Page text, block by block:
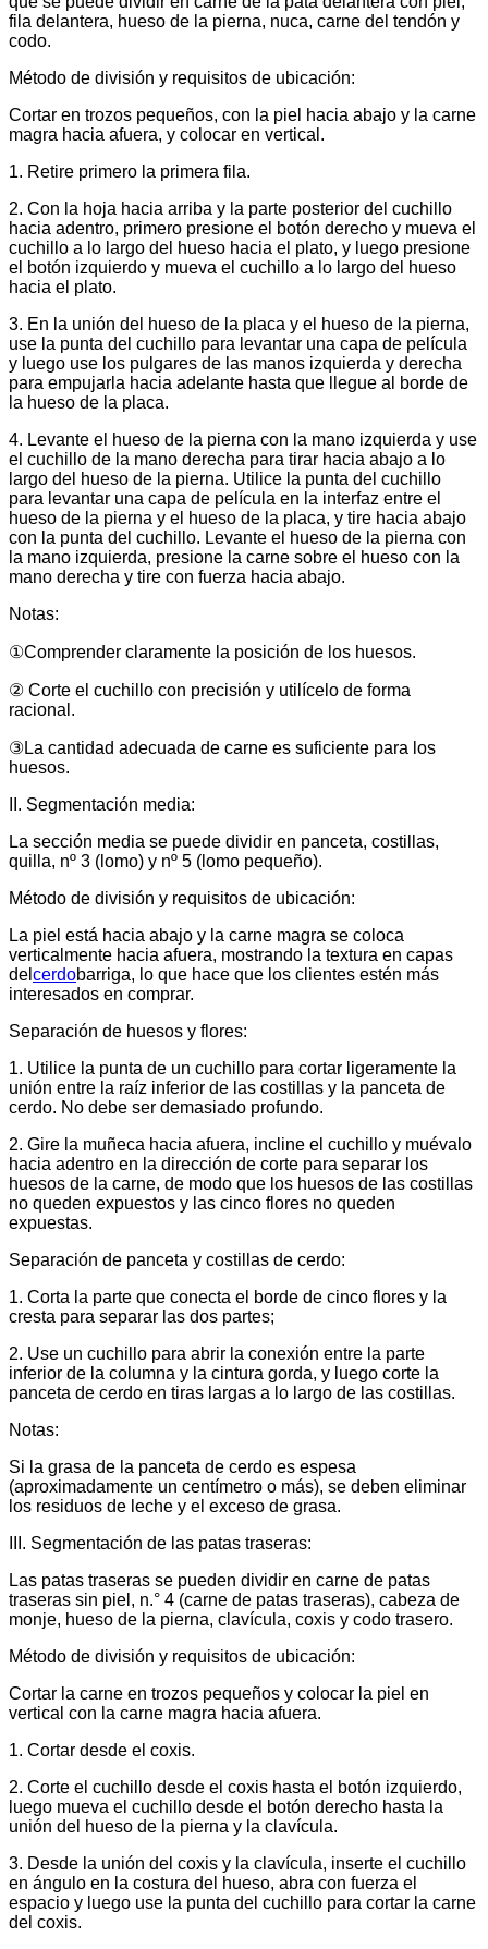
fila delantera, hueso de la pierna, nuca, carne del tendón y
codo.
Método de división y requisitos de ubicación:
Cortar en trozos pequeños, con la piel hacia abajo y la carne
magra hacia afuera, y colocar en vertical.
1. Retire primero la primera fila.
2. Con la hoja hacia arriba y la parte posterior del cuchillo
hacia adentro, primero presione el botón derecho y mueva el
cuchillo a lo largo del hueso hacia el plato, y luego presione
el botón izquierdo y mueva el cuchillo a lo largo del hueso
hacia el plato.
3. En la unión del hueso de la placa y el hueso de la pierna,
use la punta del cuchillo para levantar una capa de película
y luego use los pulgares de las manos izquierda y derecha
para empujarla hacia adelante hasta que llegue al borde de
la hueso de la placa.
4. Levante el hueso de la pierna con la mano izquierda y use
el cuchillo de la mano derecha para tirar hacia abajo a lo
largo del hueso de la pierna. Utilice la punta del cuchillo
para levantar una capa de película en la interfaz entre el
hueso de la pierna y el hueso de la placa, y tire hacia abajo
con la punta del cuchillo. Levante el hueso de la pierna con
la mano izquierda, presione la carne sobre el hueso con la
mano derecha y tire con fuerza hacia abajo.
Notas:
①Comprender claramente la posición de los huesos.
② Corte el cuchillo con precisión y utilícelo de forma
racional.
③La cantidad adecuada de carne es suficiente para los
huesos.
II. Segmentación media:
La sección media se puede dividir en panceta, costillas,
quilla, nº 3 (lomo) y nº 5 (lomo pequeño).
Método de división y requisitos de ubicación:
La piel está hacia abajo y la carne magra se coloca
verticalmente hacia afuera, mostrando la textura en capas
del cerdobarriga, lo que hace que los clientes estén más
interesados ​​en comprar.
Separación de huesos y flores:
1. Utilice la punta de un cuchillo para cortar ligeramente la
unión entre la raíz inferior de las costillas y la panceta de
cerdo. No debe ser demasiado profundo.
2. Gire la muñeca hacia afuera, incline el cuchillo y muévalo
hacia adentro en la dirección de corte para separar los
huesos de la carne, de modo que los huesos de las costillas
no queden expuestos y las cinco flores no queden
expuestas.
Separación de panceta y costillas de cerdo:
1. Corta la parte que conecta el borde de cinco flores y la
cresta para separar las dos partes;
2. Use un cuchillo para abrir la conexión entre la parte
inferior de la columna y la cintura gorda, y luego corte la
panceta de cerdo en tiras largas a lo largo de las costillas.
Notas:
Si la grasa de la panceta de cerdo es espesa
(aproximadamente un centímetro o más), se deben eliminar
los residuos de leche y el exceso de grasa.
III. Segmentación de las patas traseras:
Las patas traseras se pueden dividir en carne de patas
traseras sin piel, n.° 4 (carne de patas traseras), cabeza de
monje, hueso de la pierna, clavícula, coxis y codo trasero.
Método de división y requisitos de ubicación:
Cortar la carne en trozos pequeños y colocar la piel en
vertical con la carne magra hacia afuera.
1. Cortar desde el coxis.
2. Corte el cuchillo desde el coxis hasta el botón izquierdo,
luego mueva el cuchillo desde el botón derecho hasta la
unión del hueso de la pierna y la clavícula.
3. Desde la unión del coxis y la clavícula, inserte el cuchillo
en ángulo en la costura del hueso, abra con fuerza el
espacio y luego use la punta del cuchillo para cortar la carne
del coxis.